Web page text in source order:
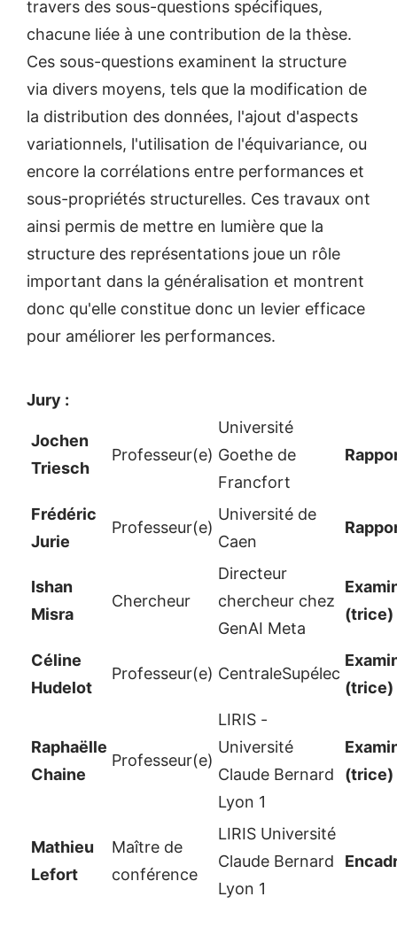
travers des sous-questions spécifiques,
chacune liée à une contribution de la thèse.
Ces sous-questions examinent la structure
via divers moyens, tels que la modification de
la distribution des données, l'ajout d'aspects
variationnels, l'utilisation de l'équivariance, ou
encore la corrélations entre performances et
sous-propriétés structurelles. Ces travaux ont
ainsi permis de mettre en lumière que la
structure des représentations joue un rôle
important dans la généralisation et montrent
donc qu'elle constitue donc un levier efficace
pour améliorer les performances.
Jury :
Jochen
Triesch
Professeur(e)
Université
Goethe de
Francfort
Frédéric
Jurie
Professeur(e)
Université de
Caen
Ishan
Misra
Chercheur
Directeur
chercheur chez
GenAI Meta
(trice)
Céline
Hudelot
Professeur(e) CentraleSupélec
(trice)
Raphaëlle
Chaine
Professeur(e)
LIRIS -
Université
Claude Bernard
Lyon 1
(trice)
Mathieu
Lefort
Maître de
conférence
LIRIS Université
Claude Bernard
Lyon 1